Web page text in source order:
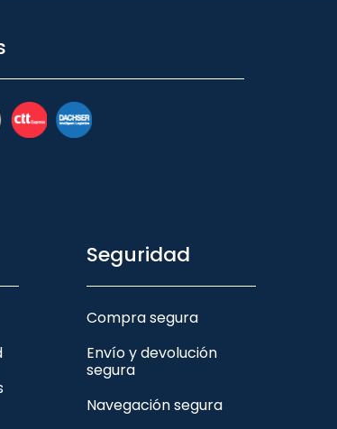
Seguridad
Compra segura
Envío y devolución
segura
Navegación segura